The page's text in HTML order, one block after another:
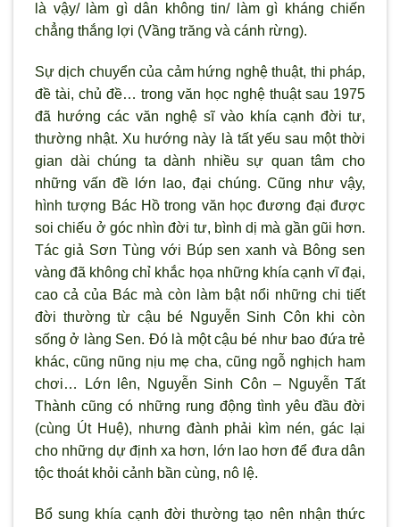
là vậy/ làm gì dân không tin/ làm gì kháng chiến
chẳng thắng lợi (Vầng trăng và cánh rừng).
Sự dịch chuyển của cảm hứng nghệ thuật, thi pháp,
đề tài, chủ đề… trong văn học nghệ thuật sau 1975
đã hướng các văn nghệ sĩ vào khía cạnh đời tư,
thường nhật. Xu hướng này là tất yếu sau một thời
gian dài chúng ta dành nhiều sự quan tâm cho
những vấn đề lớn lao, đại chúng. Cũng như vậy,
hình tượng Bác Hồ trong văn học đương đại được
soi chiếu ở góc nhìn đời tư, bình dị mà gần gũi hơn.
Tác giả Sơn Tùng với Búp sen xanh và Bông sen
vàng đã không chỉ khắc họa những khía cạnh vĩ đại,
cao cả của Bác mà còn làm bật nổi những chi tiết
đời thường từ cậu bé Nguyễn Sinh Côn khi còn
sống ở làng Sen. Đó là một cậu bé như bao đứa trẻ
khác, cũng nũng nịu mẹ cha, cũng ngỗ nghịch ham
chơi… Lớn lên, Nguyễn Sinh Côn – Nguyễn Tất
Thành cũng có những rung động tình yêu đầu đời
(cùng Út Huệ), nhưng đành phải kìm nén, gác lại
cho những dự định xa hơn, lớn lao hơn để đưa dân
tộc thoát khỏi cảnh bần cùng, nô lệ.
Bổ sung khía cạnh đời thường tạo nên nhận thức